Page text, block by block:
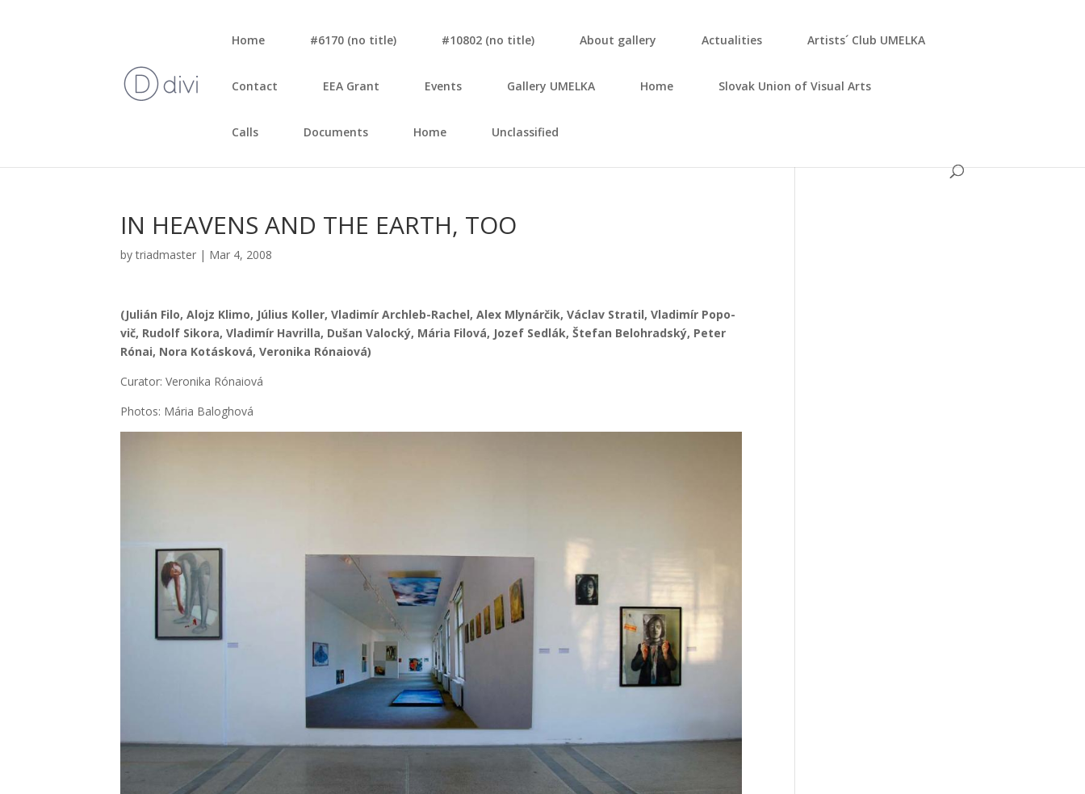
Home #6170 (no tit­le) #10802 (no tit­le) About gal­le­ry Actu­ali­ties Artists´ Club UMELKA
Con­tact EEA Grant Events Gal­le­ry UMELKA Home Slo­vak Uni­on of Visu­al Arts
Calls Documents Home Unclassified
IN HEAVENS AND THE EARTH, TOO
bytriadmaster | Mar 4, 2008
(Julián Filo, Alojz Kli­mo, Július Kol­ler, Vla­di­mír Archleb-Rachel, Alex Mly­nár­čik, Vác­lav Stra­til, Vla­di­mír Popo­
vič, Rudolf Siko­ra, Vla­di­mír Hav­ril­la, Dušan Valoc­ký, Mária Filo­vá, Jozef Sed­lák, Šte­fan Belo­hrad­ský, Peter
Rónai, Nora Kotás­ko­vá, Vero­ni­ka Rónai­ová)
Cura­tor: Vero­ni­ka Rónai­ová
Pho­tos: Mária Balog­ho­vá